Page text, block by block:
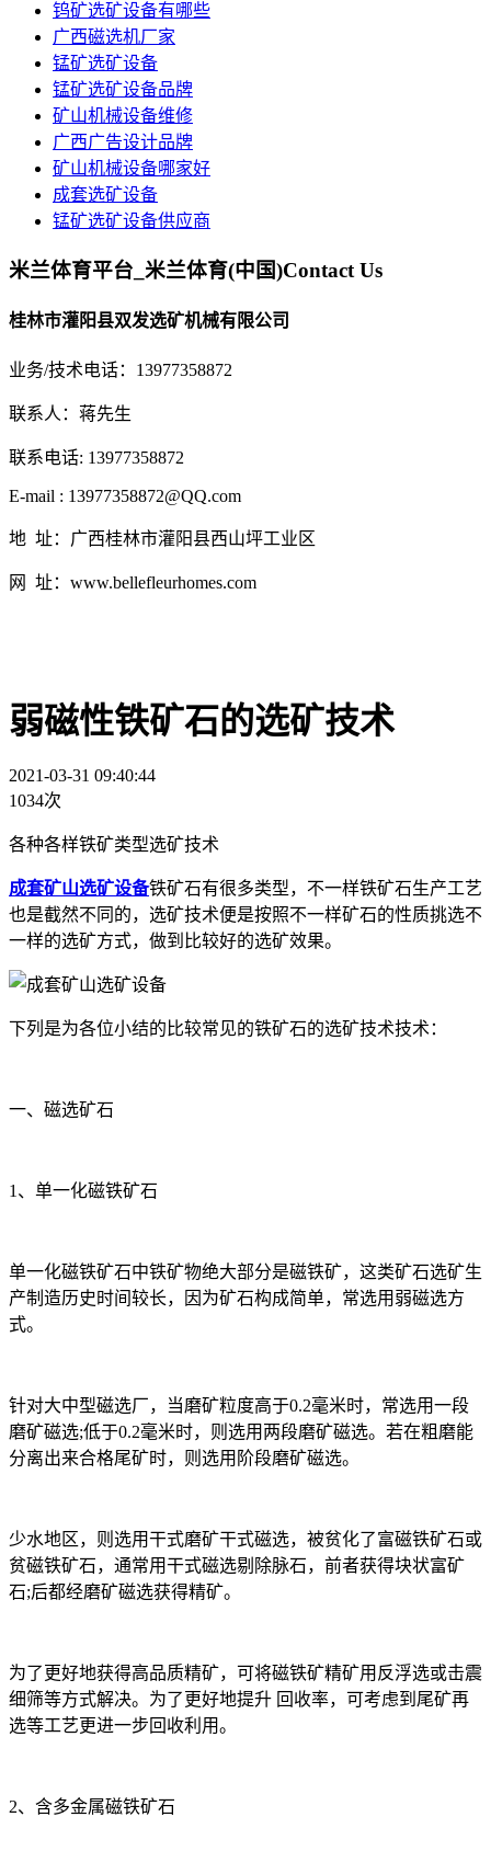
钨矿选矿设备有哪些
广西磁选机厂家
锰矿选矿设备
锰矿选矿设备品牌
矿山机械设备维修
广西广告设计品牌
矿山机械设备哪家好
成套选矿设备
锰矿选矿设备供应商
米兰体育平台_米兰体育(中国)Contact Us
桂林市灌阳县双发选矿机械有限公司
业务/技术电话：13977358872
联系人：蒋先生
联系电话: 13977358872
E-mail : 13977358872@QQ.com
地 址：广西桂林市灌阳县西山坪工业区
网 址：www.bellefleurhomes.com
弱磁性铁矿石的选矿技术
2021-03-31 09:40:44
1034次
各种各样铁矿类型选矿技术
成套矿山选矿设备铁矿石有很多类型，不一样铁矿石生产工艺
也是截然不同的，选矿技术便是按照不一样矿石的性质挑选不
一样的选矿方式，做到比较好的选矿效果。
下列是为各位小结的比较常见的铁矿石的选矿技术技术：
一、磁选矿石
1、单一化磁铁矿石
单一化磁铁矿石中铁矿物绝大部分是磁铁矿，这类矿石选矿生
产制造历史时间较长，因为矿石构成简单，常选用弱磁选方
式。
针对大中型磁选厂，当磨矿粒度高于0.2毫米时，常选用一段
磨矿磁选;低于0.2毫米时，则选用两段磨矿磁选。若在粗磨能
分离出来合格尾矿时，则选用阶段磨矿磁选。
少水地区，则选用干式磨矿干式磁选，被贫化了富磁铁矿石或
贫磁铁矿石，通常用干式磁选剔除脉石，前者获得块状富矿
石;后都经磨矿磁选获得精矿。
为了更好地获得高品质精矿，可将磁铁矿精矿用反浮选或击震
细筛等方式解决。为了更好地提升 回收率，可考虑到尾矿再
选等工艺更进一步回收利用。
2、含多金属磁铁矿石